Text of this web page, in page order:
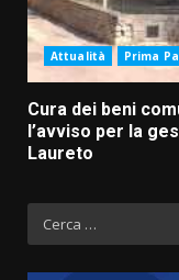
Attualità Prima
Cura dei beni
l’avviso per la
Laureto
Ricerca
per: